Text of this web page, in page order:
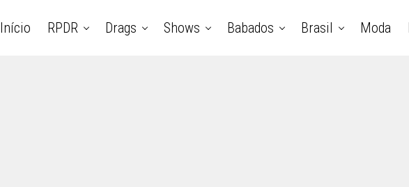
Início RPDR Drags Shows Babados Brasil Moda